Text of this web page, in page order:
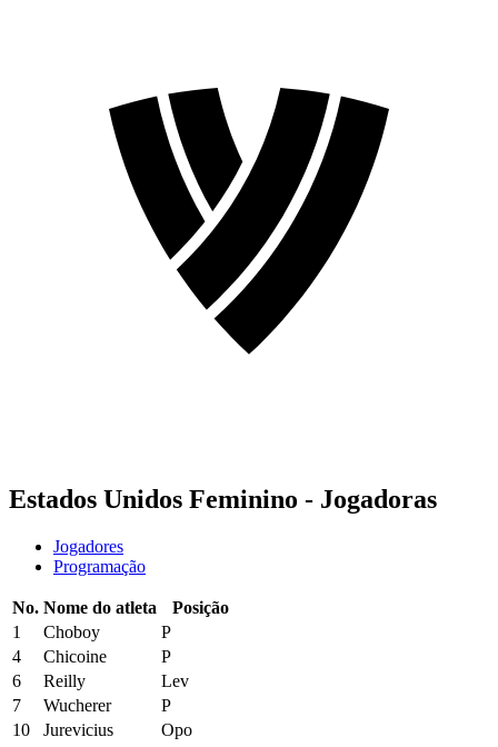
Estados Unidos Feminino - Jogadoras
Jogadores
Programação
No. Nome do atleta
Posição
1
Choboy
P
4
Chicoine
P
6
Reilly
Lev
7
Wucherer
P
10
Jurevicius
Opo